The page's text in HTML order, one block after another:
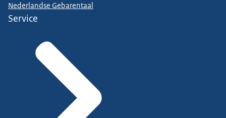
Nederlandse Gebarentaal
Service